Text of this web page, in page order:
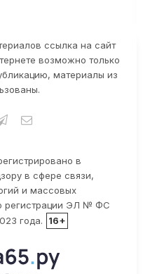
ссылка на сайт
возможно только
материалы из
в
в сфере связи,
и массовых
регистрации ЭЛ № ФС
года.
16+